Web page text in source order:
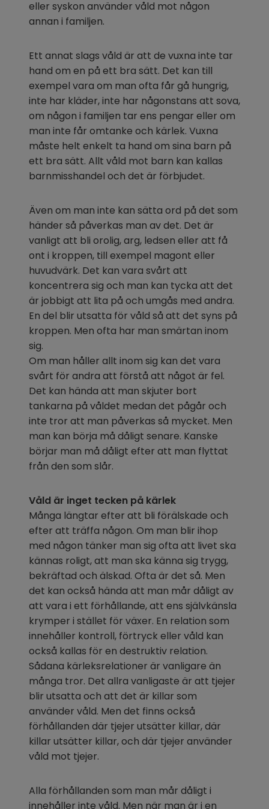
eller syskon använder våld mot någon
annan i familjen.
Ett annat slags våld är att de vuxna inte tar
hand om en på ett bra sätt. Det kan till
exempel vara om man ofta får gå hungrig,
inte har kläder, inte har någonstans att sova,
om någon i familjen tar ens pengar eller om
man inte får omtanke och kärlek. Vuxna
måste helt enkelt ta hand om sina barn på
ett bra sätt. Allt våld mot barn kan kallas
barnmisshandel och det är förbjudet.
Även om man inte kan sätta ord på det som
händer så påverkas man av det. Det är
vanligt att bli orolig, arg, ledsen eller att få
ont i kroppen, till exempel magont eller
huvudvärk. Det kan vara svårt att
koncentrera sig och man kan tycka att det
är jobbigt att lita på och umgås med andra.
En del blir utsatta för våld så att det syns på
kroppen. Men ofta har man smärtan inom
sig.
Om man håller allt inom sig kan det vara
svårt för andra att förstå att något är fel.
Det kan hända att man skjuter bort
tankarna på våldet medan det pågår och
inte tror att man påverkas så mycket. Men
man kan börja må dåligt senare. Kanske
börjar man må dåligt efter att man flyttat
från den som slår.
Våld är inget tecken på kärlek
Många längtar efter att bli förälskade och
efter att träffa någon. Om man blir ihop
med någon tänker man sig ofta att livet ska
kännas roligt, att man ska känna sig trygg,
bekräftad och älskad. Ofta är det så. Men
det kan också hända att man mår dåligt av
att vara i ett förhållande, att ens självkänsla
krymper i stället för växer. En relation som
innehåller kontroll, förtryck eller våld kan
också kallas för en destruktiv relation.
Sådana kärleksrelationer är vanligare än
många tror. Det allra vanligaste är att tjejer
blir utsatta och att det är killar som
använder våld. Men det finns också
förhållanden där tjejer utsätter killar, där
killar utsätter killar, och där tjejer använder
våld mot tjejer.
Alla förhållanden som man mår dåligt i
innehåller inte våld. Men när man är i en